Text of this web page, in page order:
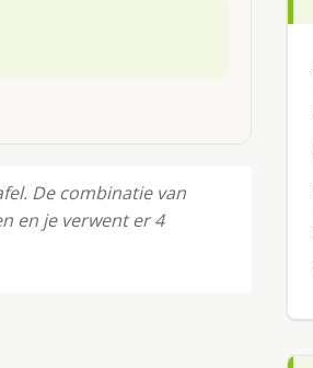
De combinatie van
en je verwent er 4